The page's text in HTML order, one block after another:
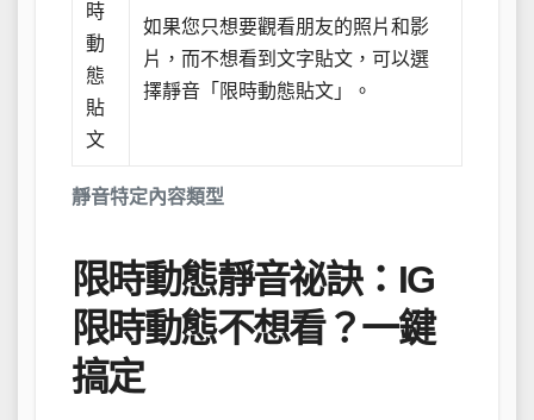
靜音特定內容類型
時
動
態
貼
文
如果您只想要觀看朋友的照片和影
片，而不想看到文字貼文，可以選
擇靜音「限時動態貼文」。
限時動態靜音祕訣：IG
限時動態不想看？一鍵
搞定